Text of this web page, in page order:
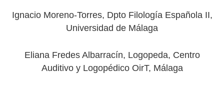
Ignacio Moreno-Torres, Dpto Filología Española II,
Universidad de Málaga
Eliana Fredes Albarracín, Logopeda, Centro
Auditivo y Logopédico OirT, Málaga